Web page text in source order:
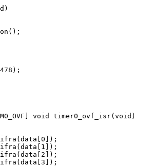
void timer0_ovf_isr(void)
cifra(data[0]);
cifra(data[1]);
cifra(data[2]);
cifra(data[3]);